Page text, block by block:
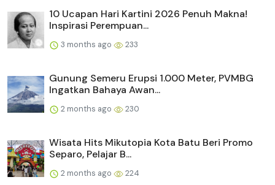
10 Ucapan Hari Kartini 2026 Penuh Makna!
Inspirasi Perempuan...
3 months ago 233
Gunung Semeru Erupsi 1.000 Meter, PVMBG
Ingatkan Bahaya Awan...
2 months ago 230
Wisata Hits Mikutopia Kota Batu Beri Promo
Separo, Pelajar B...
2 months ago 224